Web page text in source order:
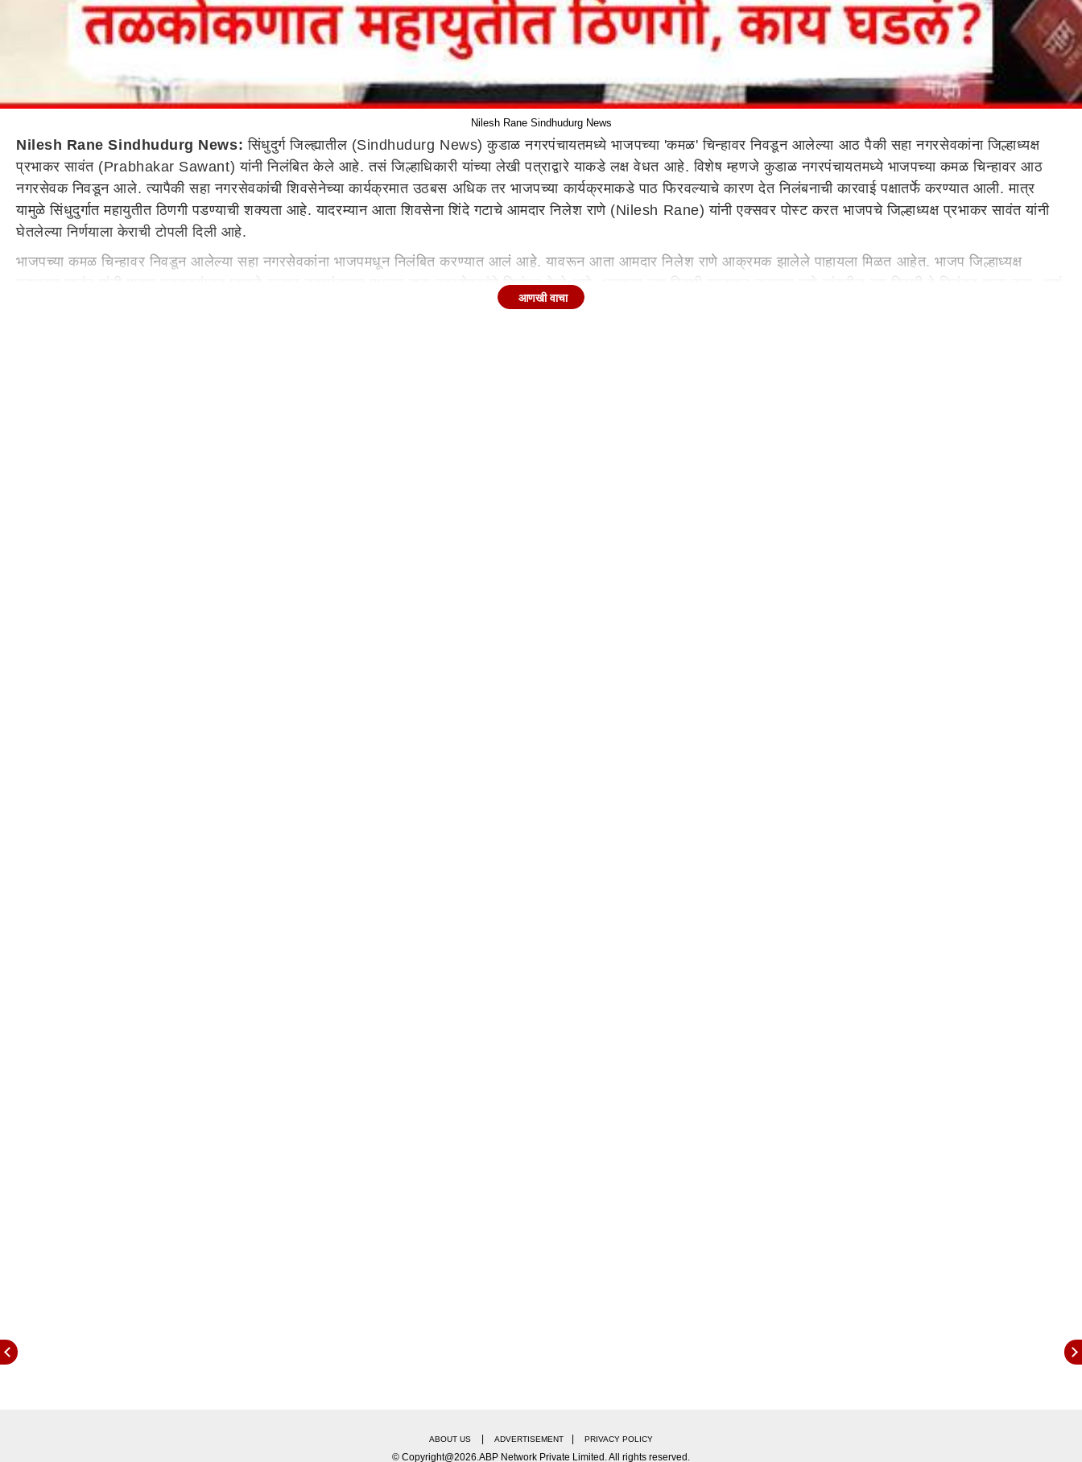
Nilesh Rane Sindhudurg News
Nilesh Rane Sindhudurg News: सिंधुदुर्ग जिल्ह्यातील (Sindhudurg News) कुडाळ नगरपंचायतमध्ये भाजपच्या 'कमळ' चिन्हावर निवडून आलेल्या आठ पैकी सहा नगरसेवकांना जिल्हाध्यक्ष
प्रभाकर सावंत (Prabhakar Sawant) यांनी निलंबित केले आहे. तसं जिल्हाधिकारी यांच्या लेखी पत्राद्वारे याकडे लक्ष वेधत आहे. विशेष म्हणजे कुडाळ नगरपंचायतमध्ये भाजपच्या कमळ चिन्हावर आठ
नगरसेवक निवडून आले. त्यापैकी सहा नगरसेवकांची शिवसेनेच्या कार्यक्रमात उठबस अधिक तर भाजपच्या कार्यक्रमाकडे पाठ फिरवल्याचे कारण देत निलंबनाची कारवाई पक्षातर्फे करण्यात आली. मात्र
यामुळे सिंधुदुर्गात महायुतीत ठिणगी पडण्याची शक्यता आहे. यादरम्यान आता शिवसेना शिंदे गटाचे आमदार निलेश राणे (Nilesh Rane) यांनी एक्सवर पोस्ट करत भाजपचे जिल्हाध्यक्ष प्रभाकर सावंत यांनी
घेतलेल्या निर्णयाला केराची टोपली दिली आहे.
भाजपच्या कमळ चिन्हावर निवडून आलेल्या सहा नगरसेवकांना भाजपमधून निलंबित करण्यात आलं आहे. यावरून आता आमदार निलेश राणे आक्रमक झालेले पाहायला मिळत आहेत. भाजप जिल्हाध्यक्ष
प्रभाकर सावंत यांनी माझ्या मतदारसंघात म्हणजे कुडाळ नगरपंचायत मधल्या सहा नगरसेवकांचे निलंबन केले आहे. आम्हाला ज्या दिवशी खासदार नारायण राणे सांगतील त्या दिवशी हे निलंबन मान्य करू, असं
निलेश राणे यांनी म्हटलं आहे. तसेच सिंधुदुर्गात भाजपचे निर्णय हे खासदार नारायण राणे घेत असतात, म्हणून या पत्राला आम्ही किंमत देत नाही. अशी प्रतिक्रिया निलेश राणेंनी पोस्टद्वारे दिली आहे.
आणखी वाचा
ABOUT US ADVERTISEMENT PRIVACY POLICY
© Copyright@2026.ABP Network Private Limited. All rights reserved.